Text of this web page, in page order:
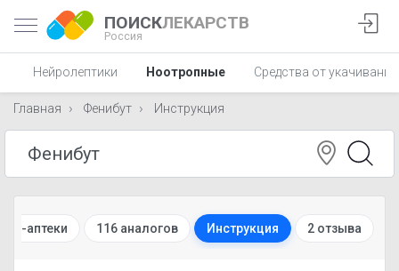
ПОИСКЛЕКАРСТВ
Россия
Нейролептики Ноотропные Средства от укачивания
Главная Фенибут Инструкция
аптеки 116 аналогов Инструкция 2 отзыва